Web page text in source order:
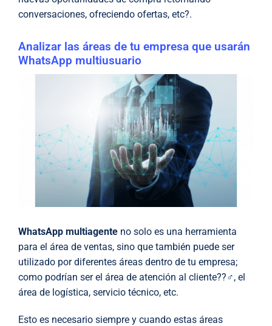
conversaciones, ofreciendo ofertas, etc?.
Analizar las áreas de tu empresa que usarán
WhatsApp multiusuario
WhatsApp multiagente no solo es una herramienta
para el área de ventas, sino que también puede ser
utilizado por diferentes áreas dentro de tu empresa;
como podrían ser el área de atención al cliente??‍♂️, el
área de logística, servicio técnico, etc.
Esto es necesario siempre y cuando estas áreas